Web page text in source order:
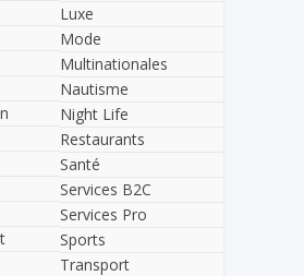
Luxe
Mode
Multinationales
Nautisme
Night Life
Restaurants
Santé
Services B2C
Services Pro
Sports
Transport